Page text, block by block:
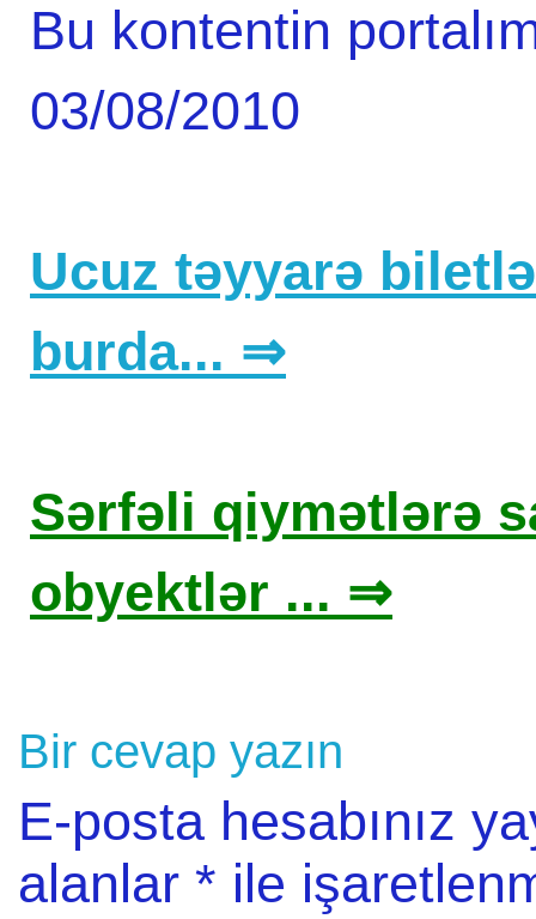
Bu kontentin
03/08/2010
Ucuz təyyarə
burda... ⇒
Sərfəli qiymətlərə
obyektlər ... ⇒
Bir cevap yazın
E-posta hesabınız
alanlar * ile